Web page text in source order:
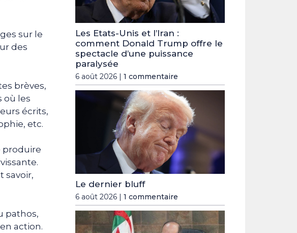
sur le
des
brèves,
où les
écrits,
etc.
produire
savoir,
pathos,
action.
Les Etats-Unis et l’Iran :
comment Donald Trump offre le
spectacle d’une puissance
paralysée
6 août 2026 | 1 commentaire
Le dernier bluff
6 août 2026 | 1 commentaire